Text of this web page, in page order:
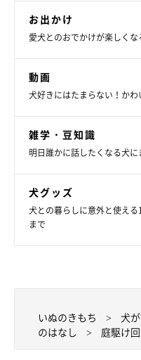
お出かけ
愛犬とのおでかけが楽しく
動画
犬好きにはたまらない！か
雑学・豆知識
明日誰かに話したくなる犬
犬グッズ
犬との暮らしに意外と使え
まで
いぬのきもち 犬
のはなし
庭駆け